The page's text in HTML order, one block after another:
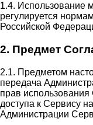
1.4. Использование
регулируется
Российской
2. Предмет
2.1. Предметом
передача
прав
доступа к Сервису
Администрации